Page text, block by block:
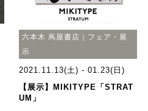
六本木 蔦屋書店｜フェア・展
示
2021.11.13(土) - 01.23(日)
【展示】MIKITYPE「STRAT
UM」